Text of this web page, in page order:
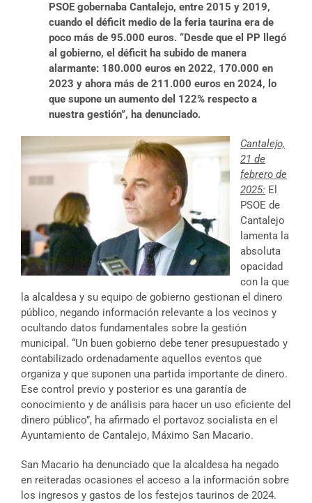
PSOE gobernaba Cantalejo, entre 2015 y 2019,
cuando el déficit medio de la feria taurina era de
poco más de 95.000 euros. “Desde que el PP llegó
al gobierno, el déficit ha subido de manera
alarmante: 180.000 euros en 2022, 170.000 en
2023 y ahora más de 211.000 euros en 2024, lo
que supone un aumento del 122% respecto a
nuestra gestión”, ha denunciado.
Cantalejo,
21 de
febrero de
2025: El
PSOE de
Cantalejo
lamenta la
absoluta
opacidad
con la que
la alcaldesa y su equipo de gobierno gestionan el dinero
público, negando información relevante a los vecinos y
ocultando datos fundamentales sobre la gestión
municipal. “Un buen gobierno debe tener presupuestado y
contabilizado ordenadamente aquellos eventos que
organiza y que suponen una partida importante de dinero.
Ese control previo y posterior es una garantía de
conocimiento y de análisis para hacer un uso eficiente del
dinero público”, ha afirmado el portavoz socialista en el
Ayuntamiento de Cantalejo, Máximo San Macario.
San Macario ha denunciado que la alcaldesa ha negado
en reiteradas ocasiones el acceso a la información sobre
los ingresos y gastos de los festejos taurinos de 2024.